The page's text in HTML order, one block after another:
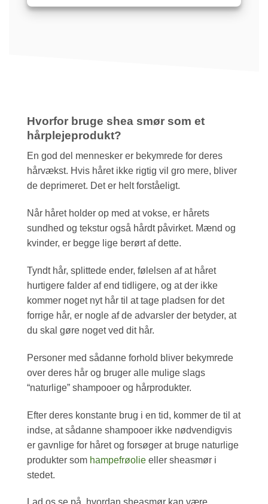
Hvorfor bruge shea smør som et
hårplejeprodukt?
En god del mennesker er bekymrede for deres
hårvækst. Hvis håret ikke rigtig vil gro mere, bliver
de deprimeret. Det er helt forståeligt.
Når håret holder op med at vokse, er hårets
sundhed og tekstur også hårdt påvirket. Mænd og
kvinder, er begge lige berørt af dette.
Tyndt hår, splittede ender, følelsen af ​​at håret
hurtigere falder af end tidligere, og at der ikke
kommer noget nyt hår til at tage pladsen for det
forrige hår, er nogle af de advarsler der betyder, at
du skal gøre noget ved dit hår.
Personer med sådanne forhold bliver bekymrede
over deres hår og bruger alle mulige slags
“naturlige” shampooer og hårprodukter.
Efter deres konstante brug i en tid, kommer de til at
indse, at sådanne shampooer ikke nødvendigvis
er gavnlige for håret og forsøger at bruge naturlige
produkter som hampefrøolie eller sheasmør i
stedet.